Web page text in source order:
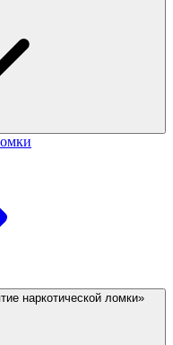
наркотической ломки»